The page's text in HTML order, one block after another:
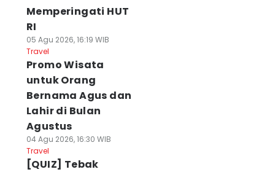
Memperingati HUT
RI
05 Agu 2026, 16:19 WIB
Travel
Promo Wisata
untuk Orang
Bernama Agus dan
Lahir di Bulan
Agustus
04 Agu 2026, 16:30 WIB
Travel
[QUIZ] Tebak